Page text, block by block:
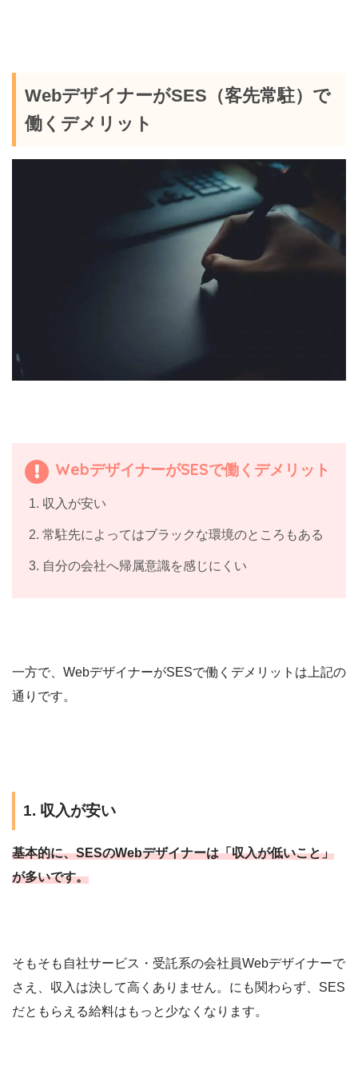
WebデザイナーがSES（客先常駐）で
働くデメリット
WebデザイナーがSESで働くデメリット
収入が安い
常駐先によってはブラックな環境のところもある
自分の会社へ帰属意識を感じにくい
一方で、WebデザイナーがSESで働くデメリットは上記の
通りです。
1. 収入が安い
基本的に、SESのWebデザイナーは「収入が低いこと」
が多いです。
そもそも自社サービス・受託系の会社員Webデザイナーで
さえ、収入は決して高くありません。にも関わらず、SES
だともらえる給料はもっと少なくなります。